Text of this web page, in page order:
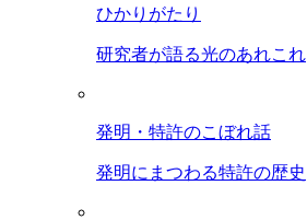
ひかりがたり
研究者が語る光のあれこれ
発明・特許のこぼれ話
発明にまつわる特許の歴史